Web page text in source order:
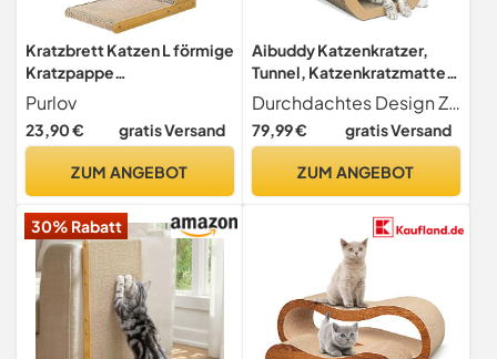
Kratzbrett Katzen L förmige
Kratzpappe
Katzenkratzbrett
Katzenspielzeug 22008
Purlov
23,90 € gratis Versand
ZUM ANGEBOT
Aibuddy Katzenkratzer,
Tunnel, Katzenkratzmatte,
Bett-Lounge mit
Katzenminze, robuster
Karton & Konstruktion (50 x
Durchdachtes Design Zweistufiges Tunneldesign basierend auf der Vorliebe der Katze f r Erkundung und Spielen, perfekt zum Teilen und interaktiven Spielen. Subtile Kurven erleichtern das Kratzen und sind ein bequemer Ort zum Ausruhen und Spielen.
79,99 € gratis Versand
ZUM ANGEBOT
30% Rabatt